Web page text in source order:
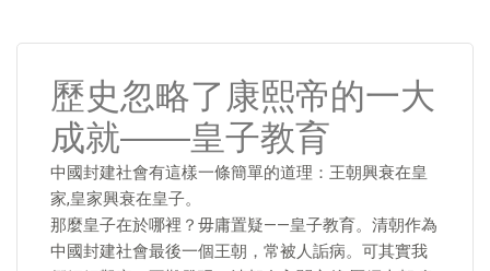
歷史忽略了康熙帝的一大
成就——皇子教育
中國封建社會有這樣一條簡單的道理：王朝興衰在皇
家,皇家興衰在皇子。
那麼皇子在於哪裡？毋庸置疑——皇子教育。清朝作為
中國封建社會最後一個王朝，常被人詬病。可其實我